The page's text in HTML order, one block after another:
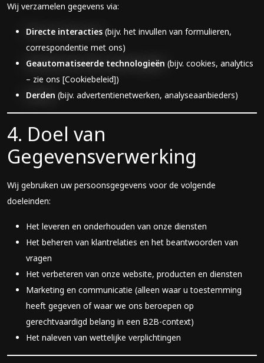
Wij verzamelen gegevens via:
Directe interacties (bijv. het invullen van formulieren,
correspondentie met ons)
Geautomatiseerde technologieën (bijv. cookies, analytics
– zie ons [Cookiebeleid])
Derden (bijv. advertentienetwerken, analyseaanbieders)
4. Doel van
Gegevensverwerking
Wij gebruiken uw persoonsgegevens voor de volgende
doeleinden:
Het leveren en onderhouden van onze diensten
Het beheren van klantrelaties en het beantwoorden van
vragen
Het verbeteren van onze website, producten en diensten
Marketing en communicatie (alleen waar u toestemming
heeft gegeven of waar we ons beroepen op
gerechtvaardigd belang in een B2B-context)
Het naleven van wettelijke verplichtingen